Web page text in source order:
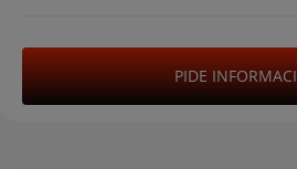
PIDE